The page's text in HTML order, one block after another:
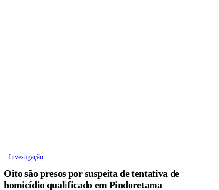
Investigação
Oito são presos por suspeita de tentativa de
homicídio qualificado em Pindoretama